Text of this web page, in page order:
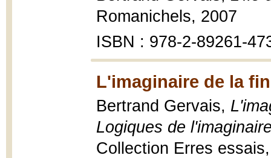
Romanichels, 2007
ISBN : 978-2-89261-
L'imaginaire de la
Bertrand Gervais,
Logiques de
Collection Erres